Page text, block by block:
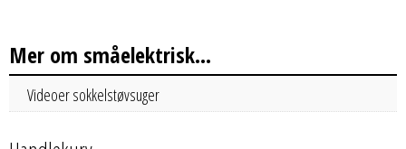
Mer om småelektrisk...
Videoer sokkelstøvsuger